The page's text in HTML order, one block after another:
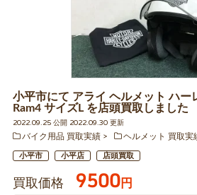
小平市にて アライ ヘルメット ハー
Ram4 サイズL を店頭買取しました
2022.09.25 公開 2022.09.30 更新
バイク用品 買取実績
ヘルメット 買取実
小平市 小平店 店頭買取
買取価格 9500円